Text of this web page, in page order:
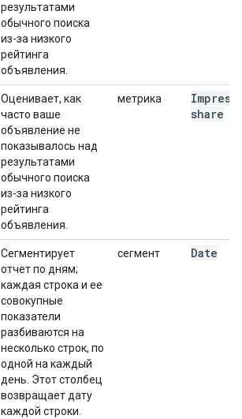
результатами
обычного поиска
из-за низкого
рейтинга
объявления.
Оценивает, как
часто ваше
объявление не
показывалось над
результатами
обычного поиска
из-за низкого
рейтинга
объявления.
метрика
share
Сегментирует
отчет по дням;
каждая строка и ее
совокупные
показатели
разбиваются на
несколько строк, по
одной на каждый
день. Этот столбец
возвращает дату
каждой строки.
сегмент Date